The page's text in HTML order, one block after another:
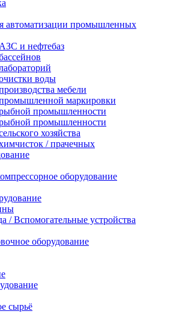
автоматизации промышленных
и нефтебаз
воды
мебели
маркировки
промышленности
промышленности
хозяйства
/ прачечных
оборудование
/ Вспомогательные устройства
оборудование
сырьё